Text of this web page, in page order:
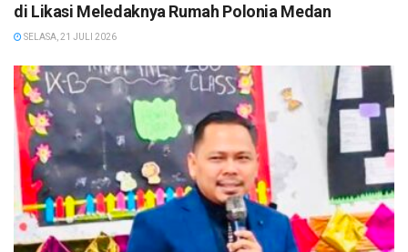
di Likasi Meledaknya Rumah Polonia Medan
SELASA, 21 JULI 2026